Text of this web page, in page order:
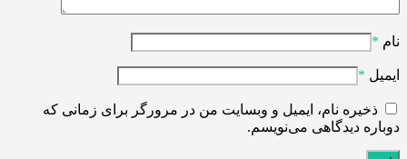
نام *
ایمیل *
ذخیره نام، ایمیل و وبسایت من در مرورگر برای زمانی که
دوباره دیدگاهی می‌نویسم.